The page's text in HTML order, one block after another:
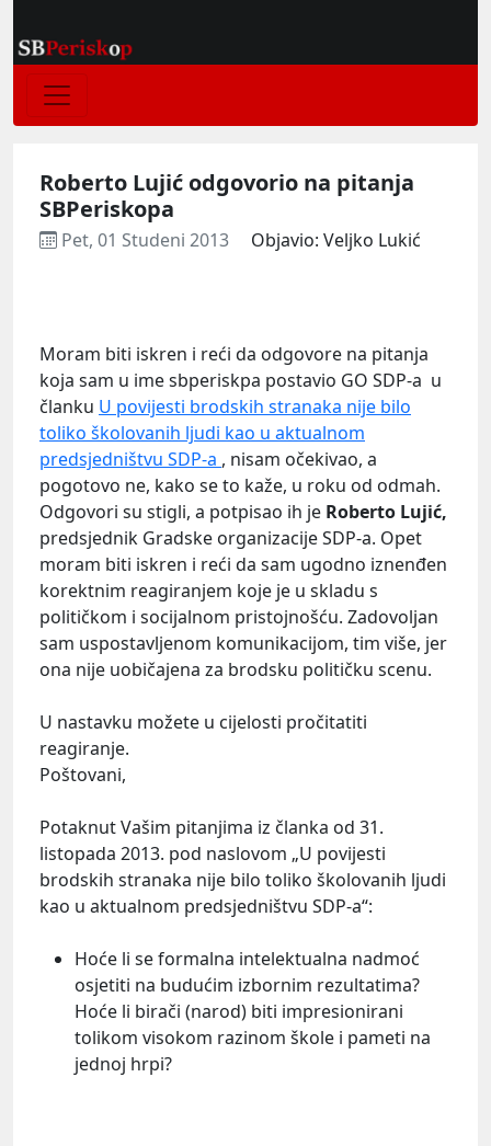
Roberto Lujić odgovorio na pitanja
SBPeriskopa
Pet, 01 Studeni 2013 Objavio: Veljko Lukić
Moram biti iskren i reći da odgovore na pitanja
koja sam u ime sbperiskpa postavio GO SDP-a u
članku U povijesti brodskih stranaka nije bilo
toliko školovanih ljudi kao u aktualnom
predsjedništvu SDP-a , nisam očekivao, a
pogotovo ne, kako se to kaže, u roku od odmah.
Odgovori su stigli, a potpisao ih je Roberto Lujić,
predsjednik Gradske organizacije SDP-a. Opet
moram biti iskren i reći da sam ugodno iznenđen
korektnim reagiranjem koje je u skladu s
političkom i socijalnom pristojnošću. Zadovoljan
sam uspostavljenom komunikacijom, tim više, jer
ona nije uobičajena za brodsku političku scenu.
U nastavku možete u cijelosti pročitatiti
reagiranje.
Poštovani,
Potaknut Vašim pitanjima iz članka od 31.
listopada 2013. pod naslovom „U povijesti
brodskih stranaka nije bilo toliko školovanih ljudi
kao u aktualnom predsjedništvu SDP-a“:
Hoće li se formalna intelektualna nadmoć
osjetiti na budućim izbornim rezultatima?
Hoće li birači (narod) biti impresionirani
tolikom visokom razinom škole i pameti na
jednoj hrpi?